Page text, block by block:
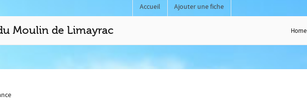
Accueil Ajouter une fiche
Moulin de Limayrac Home